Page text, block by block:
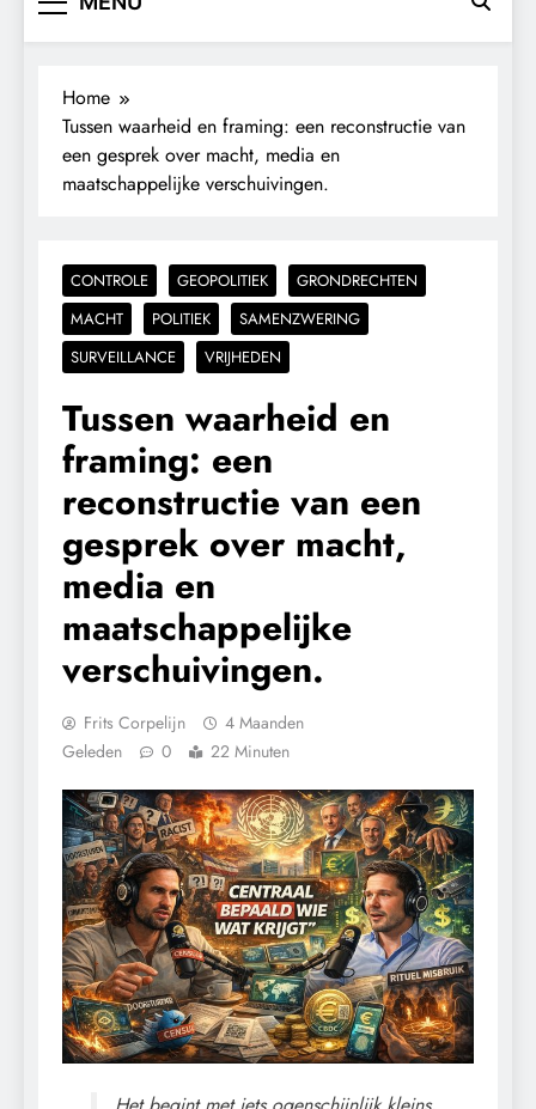
Home
Tussen waarheid en framing: een reconstructie van
een gesprek over macht, media en
maatschappelijke verschuivingen.
CONTROLE GEOPOLITIEK
GRONDRECHTEN
MACHT
POLITIEK
SAMENZWERING
SURVEILLANCE
VRIJHEDEN
Tussen waarheid en
framing: een
reconstructie van een
gesprek over macht,
media en
maatschappelijke
verschuivingen.
Frits Corpelijn
4 Maanden
Geleden
0 22 Minuten